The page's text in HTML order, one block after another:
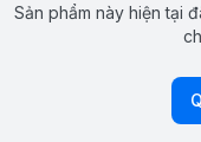
Sản phẩm này hiện tại